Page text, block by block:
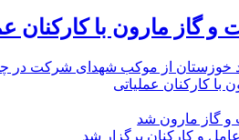
مارون با کارکنان
خوزستان از موکب شهدای شرکت در
کارکنان عملیاتی
گاز مارون شد
و کارکنان برگزار شد